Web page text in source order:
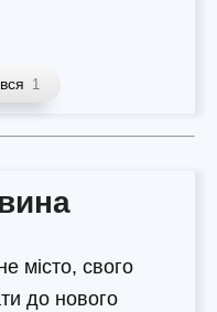
1
місто, свого
до нового